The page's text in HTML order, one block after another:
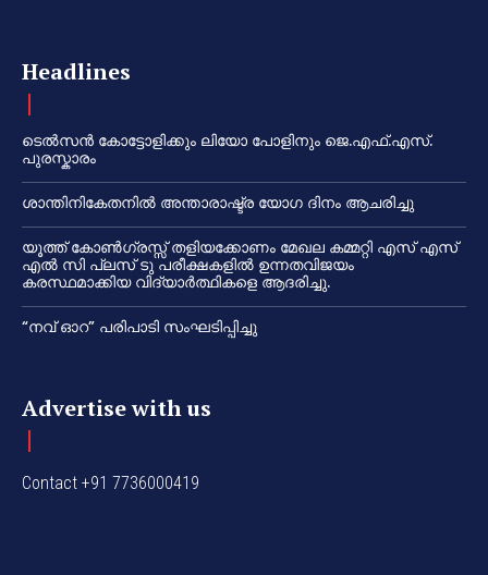
Headlines
ടെൽസൻ കോട്ടോളിക്കും ലിയോ പോളിനും ജെ.എഫ്.എസ്.
പുരസ്കാരം
ശാന്തിനികേതനിൽ അന്താരാഷ്ട്ര യോഗ ദിനം ആചരിച്ചു
യൂത്ത് കോൺഗ്രസ്സ് തളിയക്കോണം മേഖല കമ്മറ്റി എസ് എസ്
എൽ സി പ്ലസ് ടു പരീക്ഷകളിൽ ഉന്നതവിജയം
കരസ്ഥമാക്കിയ വിദ്യാർത്ഥികളെ ആദരിച്ചു.
“നവ് ഓറ” പരിപാടി സംഘടിപ്പിച്ചു
Advertise with us
Contact +91 7736000419